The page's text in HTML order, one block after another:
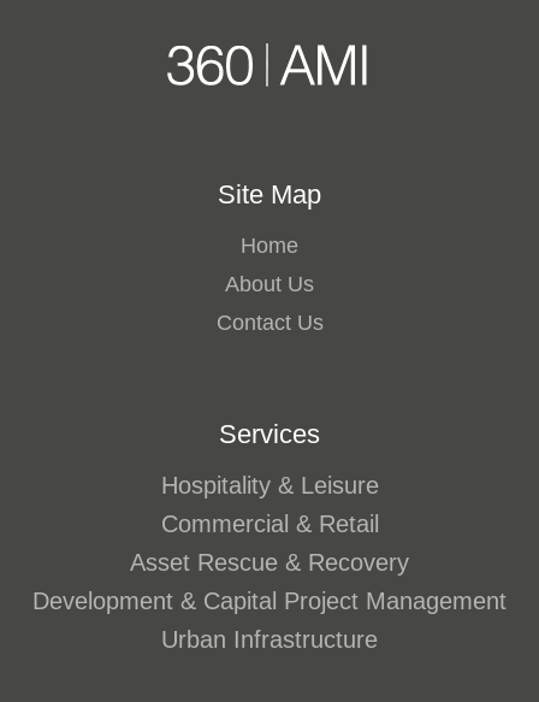
Site Map
Home
About Us
Contact Us
Services
Hospitality & Leisure
Commercial & Retail
Asset Rescue & Recovery
Development & Capital Project Management
Urban Infrastructure